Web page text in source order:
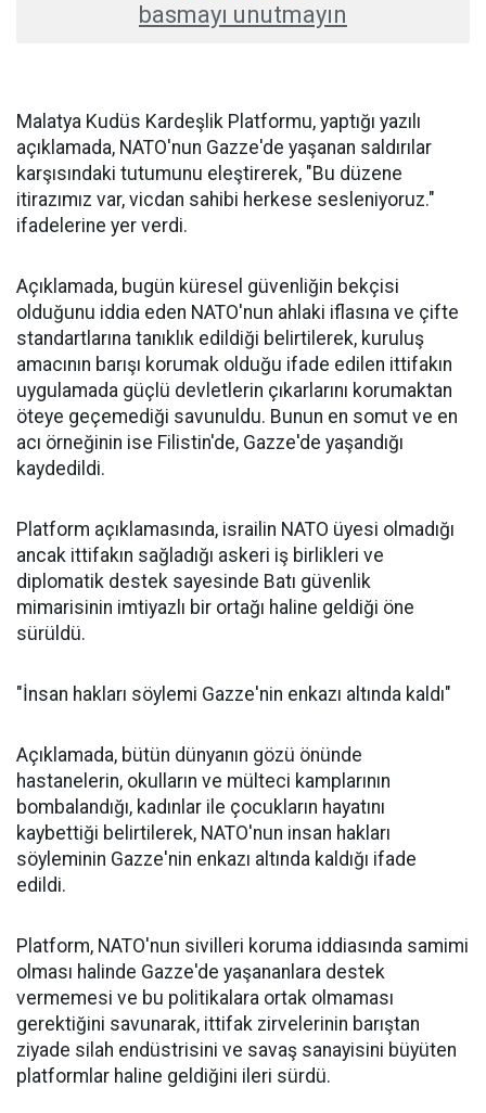
basmayı unutmayın
Malatya Kudüs Kardeşlik Platformu, yaptığı yazılı
açıklamada, NATO'nun Gazze'de yaşanan saldırılar
karşısındaki tutumunu eleştirerek, "Bu düzene
itirazımız var, vicdan sahibi herkese sesleniyoruz."
ifadelerine yer verdi.
Açıklamada, bugün küresel güvenliğin bekçisi
olduğunu iddia eden NATO'nun ahlaki iflasına ve çifte
standartlarına tanıklık edildiği belirtilerek, kuruluş
amacının barışı korumak olduğu ifade edilen ittifakın
uygulamada güçlü devletlerin çıkarlarını korumaktan
öteye geçemediği savunuldu. Bunun en somut ve en
acı örneğinin ise Filistin'de, Gazze'de yaşandığı
kaydedildi.
Platform açıklamasında, israilin NATO üyesi olmadığı
ancak ittifakın sağladığı askeri iş birlikleri ve
diplomatik destek sayesinde Batı güvenlik
mimarisinin imtiyazlı bir ortağı haline geldiği öne
sürüldü.
"İnsan hakları söylemi Gazze'nin enkazı altında kaldı"
Açıklamada, bütün dünyanın gözü önünde
hastanelerin, okulların ve mülteci kamplarının
bombalandığı, kadınlar ile çocukların hayatını
kaybettiği belirtilerek, NATO'nun insan hakları
söyleminin Gazze'nin enkazı altında kaldığı ifade
edildi.
Platform, NATO'nun sivilleri koruma iddiasında samimi
olması halinde Gazze'de yaşananlara destek
vermemesi ve bu politikalara ortak olmaması
gerektiğini savunarak, ittifak zirvelerinin barıştan
ziyade silah endüstrisini ve savaş sanayisini büyüten
platformlar haline geldiğini ileri sürdü.